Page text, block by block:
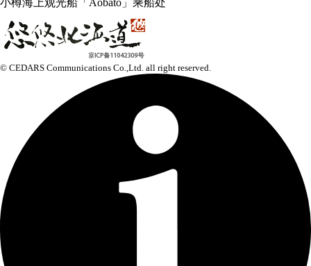
© CEDARS Communications Co.,Ltd. all right reserved.